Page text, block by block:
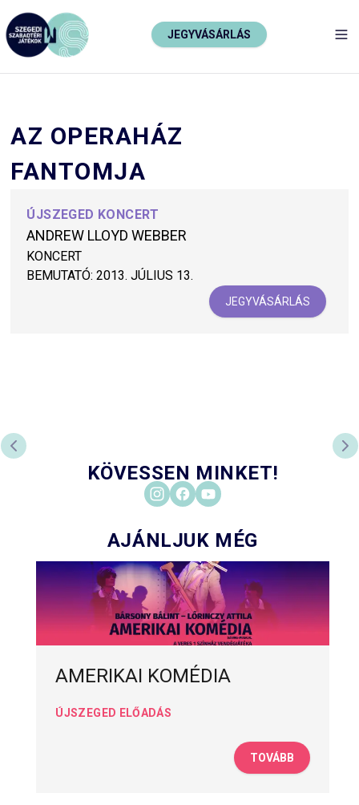
JEGYVÁSÁRLÁS
AZ OPERAHÁZ
FANTOMJA
ÚJSZEGED KONCERT
ANDREW LLOYD WEBBER
KONCERT
BEMUTATÓ: 2013. JÚLIUS 13.
JEGYVÁSÁRLÁS
PREVIOUS SLIDE
KÖVESSEN MINKET!
AJÁNLJUK MÉG
AMERIKAI KOMÉDIA
ÚJSZEGED ELŐADÁS
TOVÁBB